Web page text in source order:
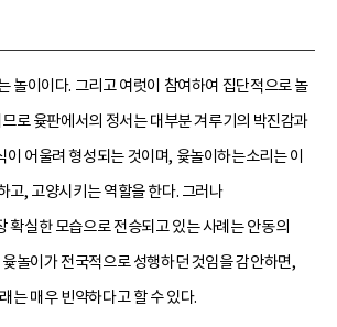
놀이이다. 그리고 여럿이 참여하여 집단적으로 놀
로 윷판에서의 정서는 대부분 겨루기의 박진감과
어울려 형성되는 것이며, 윷놀이하는소리는 이
고, 고양시키는 역할을 한다. 그러나
확실한 모습으로 전승되고 있는 사례는 안동의
놀이가 전국적으로 성행하던 것임을 감안하면,
는 매우 빈약하다고 할 수 있다.